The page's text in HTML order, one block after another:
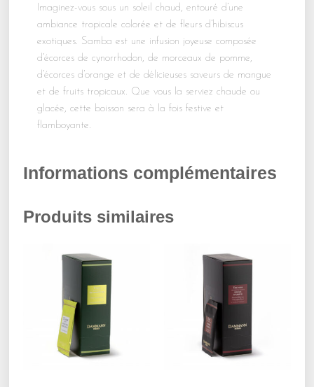
Imaginez-vous sous un soleil chaud, entouré d’une
ambiance tropicale colorée et de fleurs d’hibiscus
exotiques. Samba est une infusion joyeuse composée
d’écorces de cynorrhodon, de morceaux de pomme,
d’écorces d’orange et de délicieuses saveurs de mangue
et de fruits tropicaux. Que vous la serviez chaude ou
glacée, cette boisson sera à la fois festive et
flamboyante.
Informations complémentaires
Produits similaires